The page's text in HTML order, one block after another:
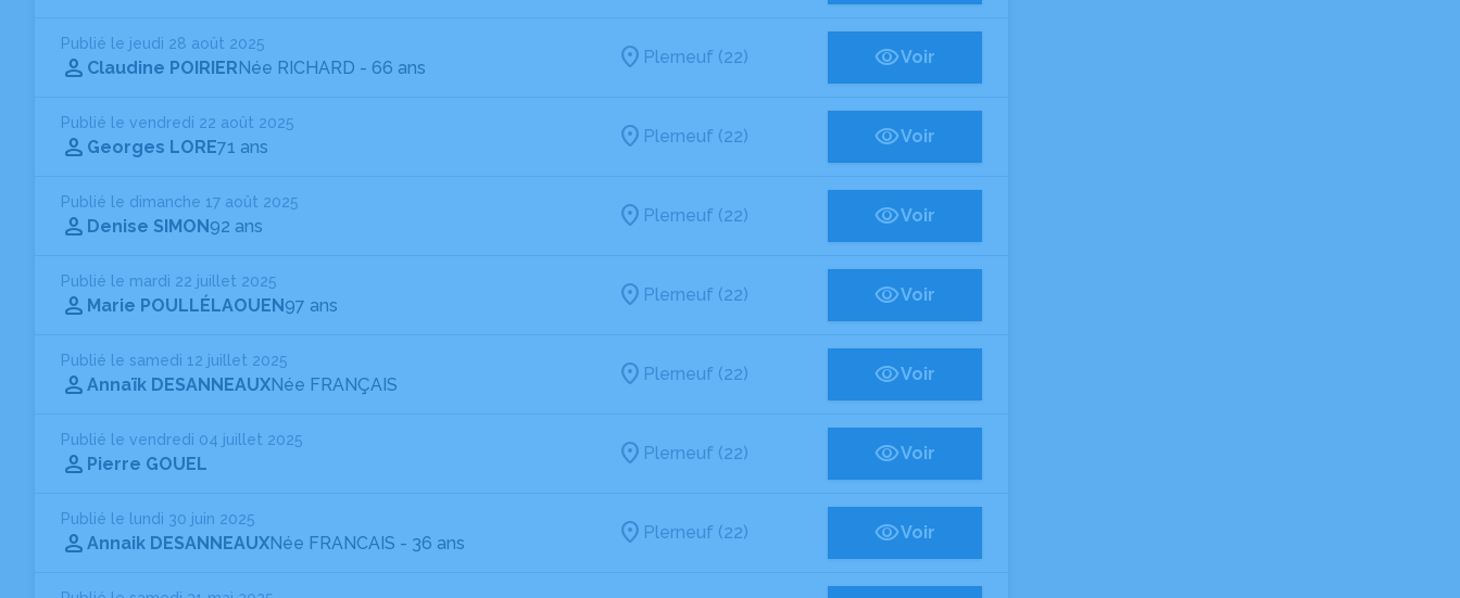
Publié le jeudi 28 août 2025
Claudine POIRIERNée RICHARD - 66 ans
Plerneuf (22) Voir
Publié le vendredi 22 août 2025
Georges LORE71 ans
Plerneuf (22) Voir
Publié le dimanche 17 août 2025
Denise SIMON92 ans
Plerneuf (22) Voir
Publié le mardi 22 juillet 2025
Marie POULLÉLAOUEN97 ans
Plerneuf (22) Voir
Publié le samedi 12 juillet 2025
Annaïk DESANNEAUXNée FRANÇAIS
Plerneuf (22) Voir
Publié le vendredi 04 juillet 2025
Pierre GOUEL
Plerneuf (22) Voir
Publié le lundi 30 juin 2025
Annaik DESANNEAUXNée FRANCAIS - 36 ans
Plerneuf (22) Voir